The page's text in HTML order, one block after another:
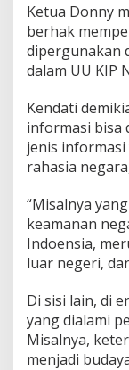
Ketua Donny
berhak
dipergunakan
dalam UU KIP
Kendati
informasi bisa
jenis
rahasia
“Misalnya
keamanan
Indoensia,
luar negeri,
Di sisi lain, di
yang dialami
Misalnya,
menjadi